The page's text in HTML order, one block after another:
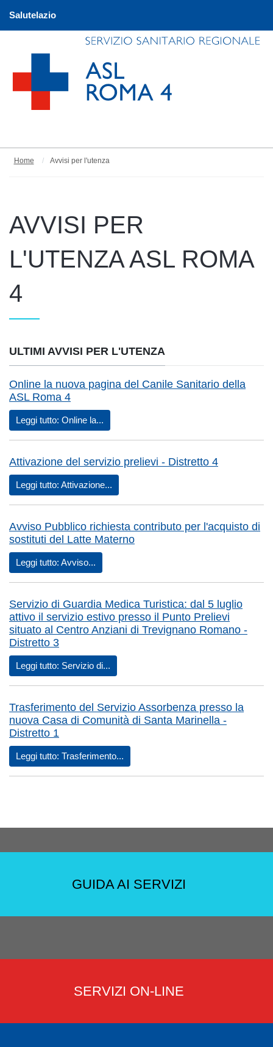
Salutelazio
Home Avvisi per l'utenza
AVVISI PER
L'UTENZA ASL ROMA
4
ULTIMI AVVISI PER L'UTENZA
Online la nuova pagina del Canile Sanitario della
ASL Roma 4
Leggi tutto: Online la...
Attivazione del servizio prelievi - Distretto 4
Leggi tutto: Attivazione...
Avviso Pubblico richiesta contributo per l'acquisto di
sostituti del Latte Materno
Leggi tutto: Avviso...
Servizio di Guardia Medica Turistica: dal 5 luglio
attivo il servizio estivo presso il Punto Prelievi
situato al Centro Anziani di Trevignano Romano -
Distretto 3
Leggi tutto: Servizio di...
Trasferimento del Servizio Assorbenza presso la
nuova Casa di Comunità di Santa Marinella -
Distretto 1
Leggi tutto: Trasferimento...
GUIDA AI SERVIZI
SERVIZI ON-LINE